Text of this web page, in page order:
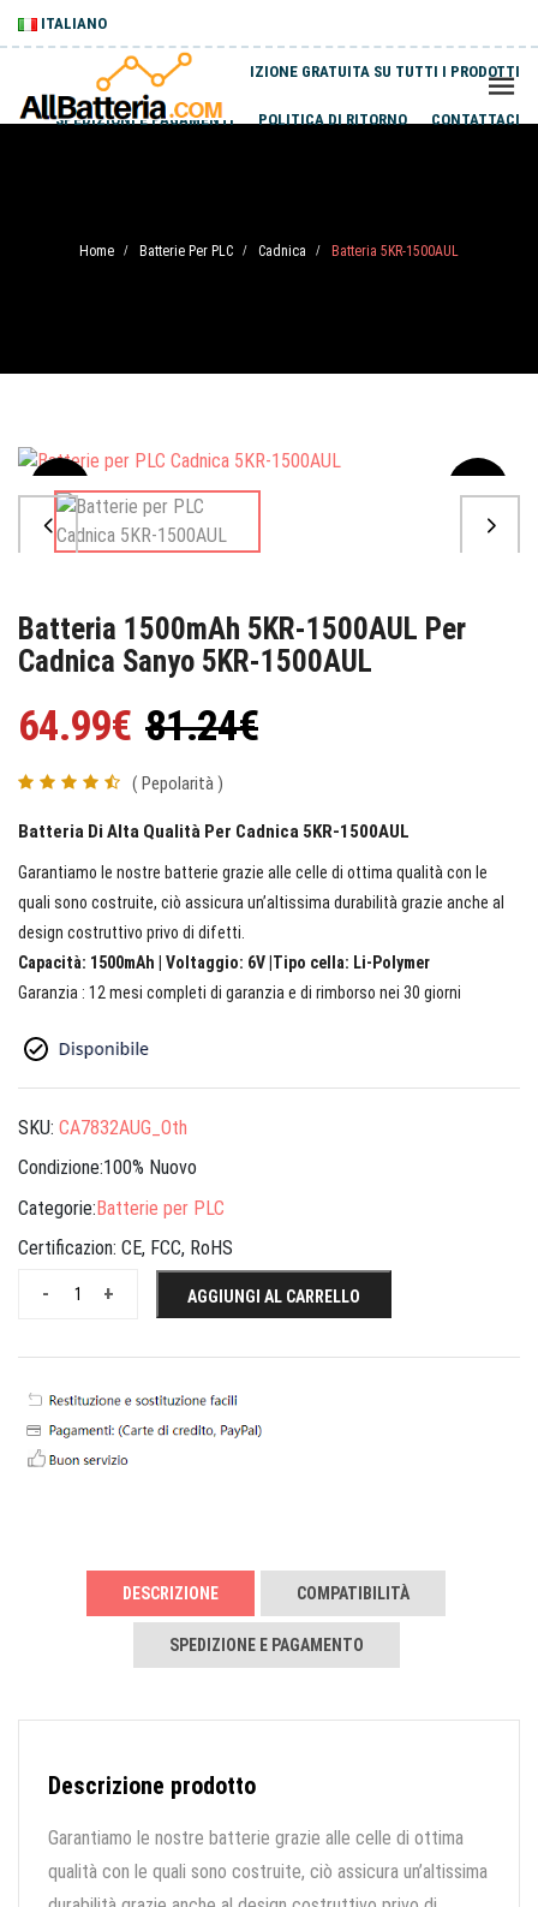
ITALIANO
SPEDIZIONE GRATUITA SU TUTTI I PRODOTTI
SPEDIZIONI E PAGAMENTI POLITICA DI RITORNO CONTATTACI
Home / Batterie Per PLC / Cadnica / Batteria 5KR-1500AUL
Sale
Batteria 1500mAh 5KR-1500AUL Per
Cadnica Sanyo 5KR-1500AUL
64.99€ 81.24€
( Pepolarità )
Batteria Di Alta Qualità Per Cadnica 5KR-1500AUL
Garantiamo le nostre batterie grazie alle celle di ottima qualità con le
quali sono costruite, ciò assicura un’altissima durabilità grazie anche al
design costruttivo privo di difetti.
Capacità: 1500mAh | Voltaggio: 6V |Tipo cella: Li-Polymer
Garanzia : 12 mesi completi di garanzia e di rimborso nei 30 giorni
SKU: CA7832AUG_Oth
Condizione:100% Nuovo
Categorie:Batterie per PLC
Certificazion: CE, FCC, RoHS
+
- AGGIUNGI AL CARRELLO
DESCRIZIONE COMPATIBILITÀ
SPEDIZIONE E PAGAMENTO
Descrizione prodotto
Garantiamo le nostre batterie grazie alle celle di ottima
qualità con le quali sono costruite, ciò assicura un’altissima